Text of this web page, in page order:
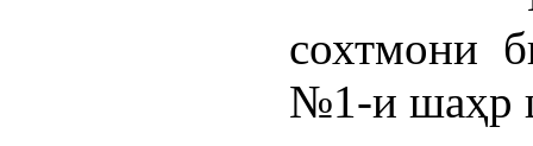
сохтмони
№1-и шаҳр